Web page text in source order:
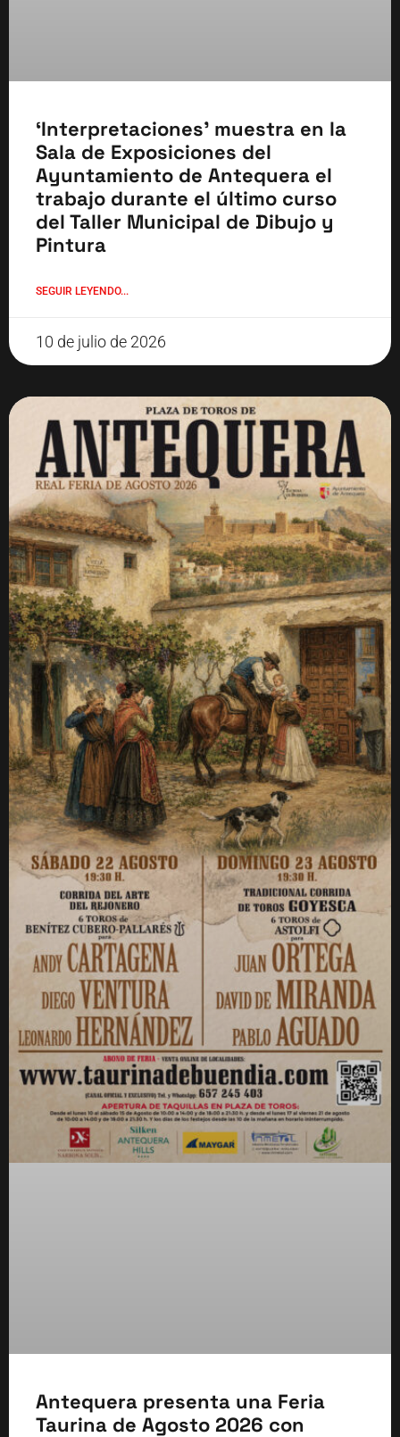
‘Interpretaciones’ muestra en la
Sala de Exposiciones del
Ayuntamiento de Antequera el
trabajo durante el último curso
del Taller Municipal de Dibujo y
Pintura
SEGUIR LEYENDO...
10 de julio de 2026
Antequera presenta una Feria
Taurina de Agosto 2026 con